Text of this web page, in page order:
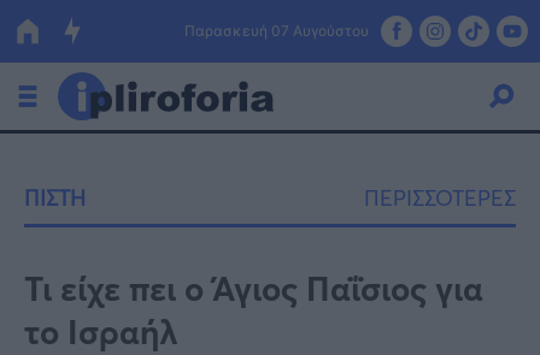
Παρασκευή 07 Αυγούστου
Οικονομία
Πολιτική
Τράπεζες
ΠΙΣΤΗ ΠΕΡΙΣΣΟΤΕΡΕΣ
Τι είχε πει ο Άγιος Παΐσιος για
το Ισραήλ